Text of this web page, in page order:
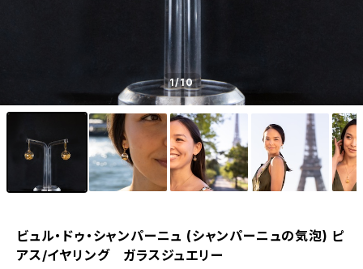
1/10
ビュル・ドゥ・シャンパーニュ (シャンパーニュの気泡) ピ
アス/イヤリング ガラスジュエリー